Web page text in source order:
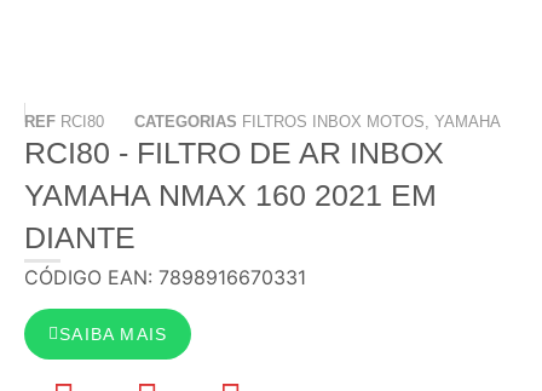
REF RCI80 CATEGORIAS FILTROS INBOX MOTOS, YAMAHA
RCI80 - FILTRO DE AR INBOX
YAMAHA NMAX 160 2021 EM
DIANTE
CÓDIGO EAN: 7898916670331
SAIBA MAIS